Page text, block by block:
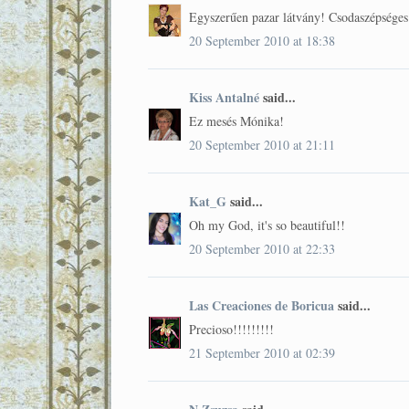
Egyszerűen pazar látvány!
20 September 2010 at 18:38
Kiss Antalnésaid...
Ez mesés Mónika!
20 September 2010 at 21:11
Kat_Gsaid...
Oh my God, it's so beautiful!!
20 September 2010 at 22:33
Las Creaciones de Boricuasaid...
Precioso!!!!!!!!!
21 September 2010 at 02:39